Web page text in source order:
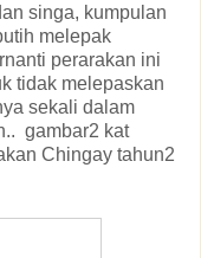
singa, kumpulan
melepak
perarakan ini
tidak melepaskan
sekali dalam
gambar2 kat
Chingay tahun2